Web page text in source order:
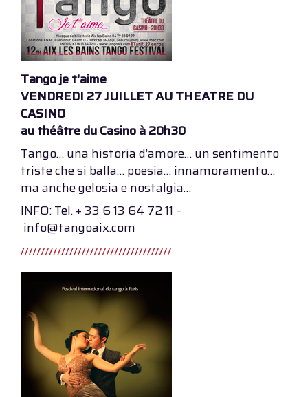
Tango je t’aime
VENDREDI 27 JUILLET AU THEATRE DU
CASINO
au théâtre du Casino à 20h30
Tango… una historia d’amore… un sentimento
triste che si balla… poesia… innamoramento…
ma anche gelosia e nostalgia…
INFO: Tel. + 33 6 13 64 72 11 –
info@tangoaix.com